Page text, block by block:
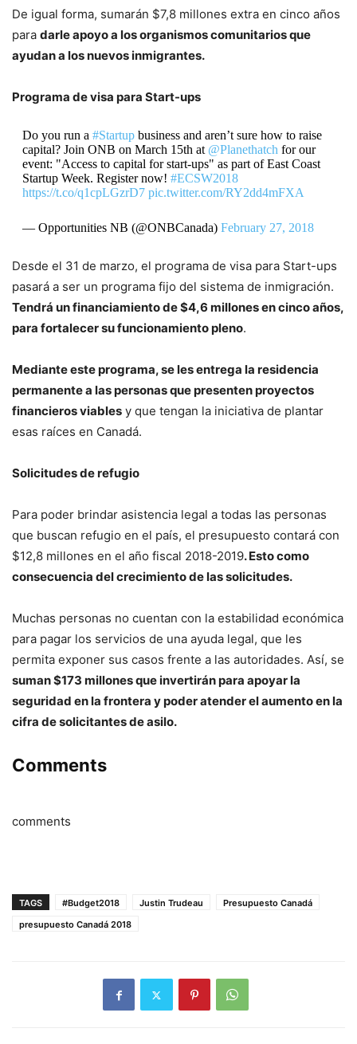
De igual forma, sumarán $7,8 millones extra en cinco años
para darle apoyo a los organismos comunitarios que
ayudan a los nuevos inmigrantes.
Programa de visa para Start-ups
Do you run a #Startupbusiness and aren’t sure how to raise
capital? Join ONB on March 15th at @Planethatch for our
event: "Access to capital for start-ups" as part of East Coast
Startup Week. Register now! #ECSW2018
https://t.co/q1cpLGzrD7 pic.twitter.com/RY2dd4mFXA
— Opportunities NB (@ONBCanada) February 27, 2018
Desde el 31 de marzo, el programa de visa para Start-ups
pasará a ser un programa fijo del sistema de inmigración.
Tendrá un financiamiento de $4,6 millones en cinco años,
para fortalecer su funcionamiento pleno.
Mediante este programa, se les entrega la residencia
permanente a las personas que presenten proyectos
financieros viables y que tengan la iniciativa de plantar
esas raíces en Canadá.
Solicitudes de refugio
Para poder brindar asistencia legal a todas las personas
que buscan refugio en el país, el presupuesto contará con
$12,8 millones en el año fiscal 2018-2019. Esto como
consecuencia del crecimiento de las solicitudes.
Muchas personas no cuentan con la estabilidad económica
para pagar los servicios de una ayuda legal, que les
permita exponer sus casos frente a las autoridades. Así, se
suman $173 millones que invertirán para apoyar la
seguridad en la frontera y poder atender el aumento en la
cifra de solicitantes de asilo.
Comments
comments
TAGS #Budget2018 Justin Trudeau
Presupuesto Canadá
presupuesto Canadá 2018